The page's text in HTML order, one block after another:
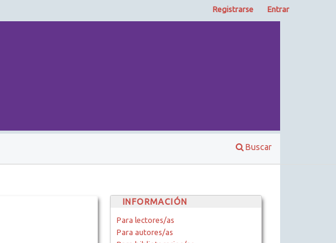
Buscar
Registrarse Entrar
INFORMACIÓN
Para lectores/as
Para autores/as